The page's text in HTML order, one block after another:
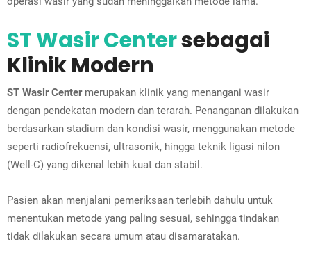
ST Wasir Centersebagai
Klinik Modern
ST Wasir Centermerupakan klinik yang menangani wasir
dengan pendekatan modern dan terarah. Penanganan dilakukan
berdasarkan stadium dan kondisi wasir, menggunakan metode
seperti radiofrekuensi, ultrasonik, hingga teknik ligasi nilon
(Well-C) yang dikenal lebih kuat dan stabil.
Pasien akan menjalani pemeriksaan terlebih dahulu untuk
menentukan metode yang paling sesuai, sehingga tindakan
tidak dilakukan secara umum atau disamaratakan.